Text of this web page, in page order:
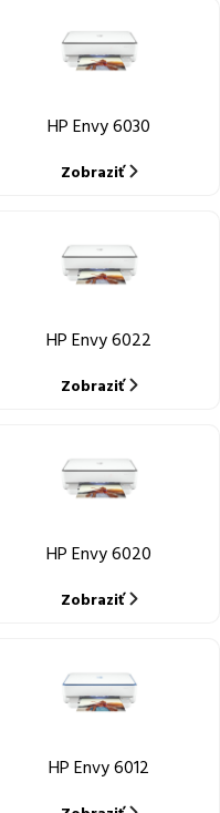
HP Envy 6030
Zobraziť
HP Envy 6022
Zobraziť
HP Envy 6020
Zobraziť
HP Envy 6012